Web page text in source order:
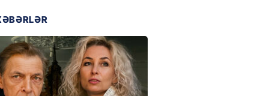
həm də sülhü qazandı!” –
- 14:50 141